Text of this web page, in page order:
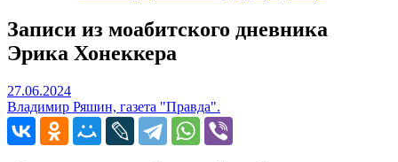
Записи из моабитского дневника
Эрика Хонеккера
27.06.202427.06.2024
Владимир Ряшин, газета "Правда".